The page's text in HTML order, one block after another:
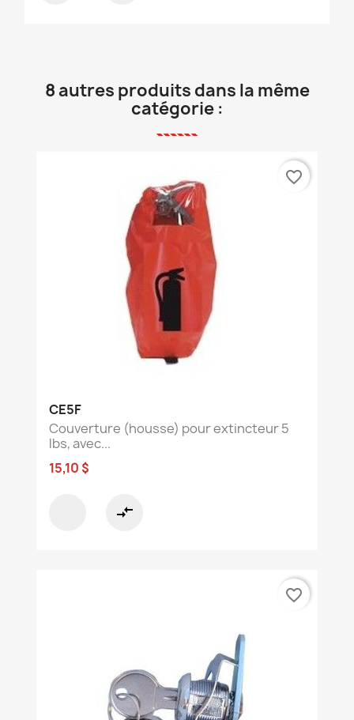
8 autres produits dans la même
catégorie :
CE5F
Couverture (housse) pour extincteur 5
lbs, avec...
15,10 $
compare_arrows
favorite_border
favorite_border